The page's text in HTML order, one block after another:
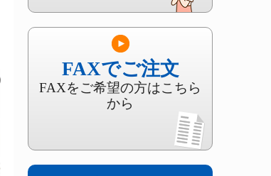
FAXでご注文
FAXをご希望の方はこちら
から